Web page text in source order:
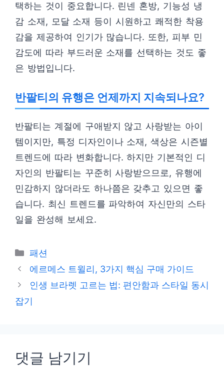
택하는 것이 중요합니다. 린넨 혼방, 기능성 냉
감 소재, 모달 소재 등이 시원하고 쾌적한 착용
감을 제공하여 인기가 많습니다. 또한, 피부 민
감도에 따라 부드러운 소재를 선택하는 것도 좋
은 방법입니다.
반팔티의 유행은 언제까지 지속되나요?
반팔티는 계절에 구애받지 않고 사랑받는 아이
템이지만, 특정 디자인이나 소재, 색상은 시즌별
트렌드에 따라 변화합니다. 하지만 기본적인 디
자인의 반팔티는 꾸준히 사랑받으므로, 유행에
민감하지 않더라도 하나쯤은 갖추고 있으면 좋
습니다. 최신 트렌드를 파악하여 자신만의 스타
일을 완성해 보세요.
카
테
리
패션
에르메스 트윌리, 3가지 핵심 구매 가이드
인생 브라렛 고르는 법: 편안함과 스타일 동시
잡기
댓글 남기기